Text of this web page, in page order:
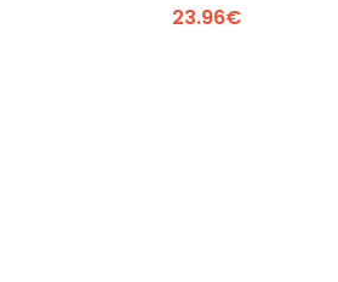
Voir plus +
23.96€